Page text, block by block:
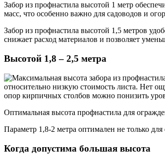
Забор из профнастила высотой 1 метр
масс, что особенно важно для садоводов и
Забор из профнастила высотой 1,5 метров
снижает расход материалов и позволяет
Высотой 1,8 – 2,5 метра
относительно низкую стоимость листа. Нет
опор кирпичных столбов можно понизить
Оптимальная высота профнастила для
Параметр 1,8-2 метра оптимален не только
Когда допустима большая высота